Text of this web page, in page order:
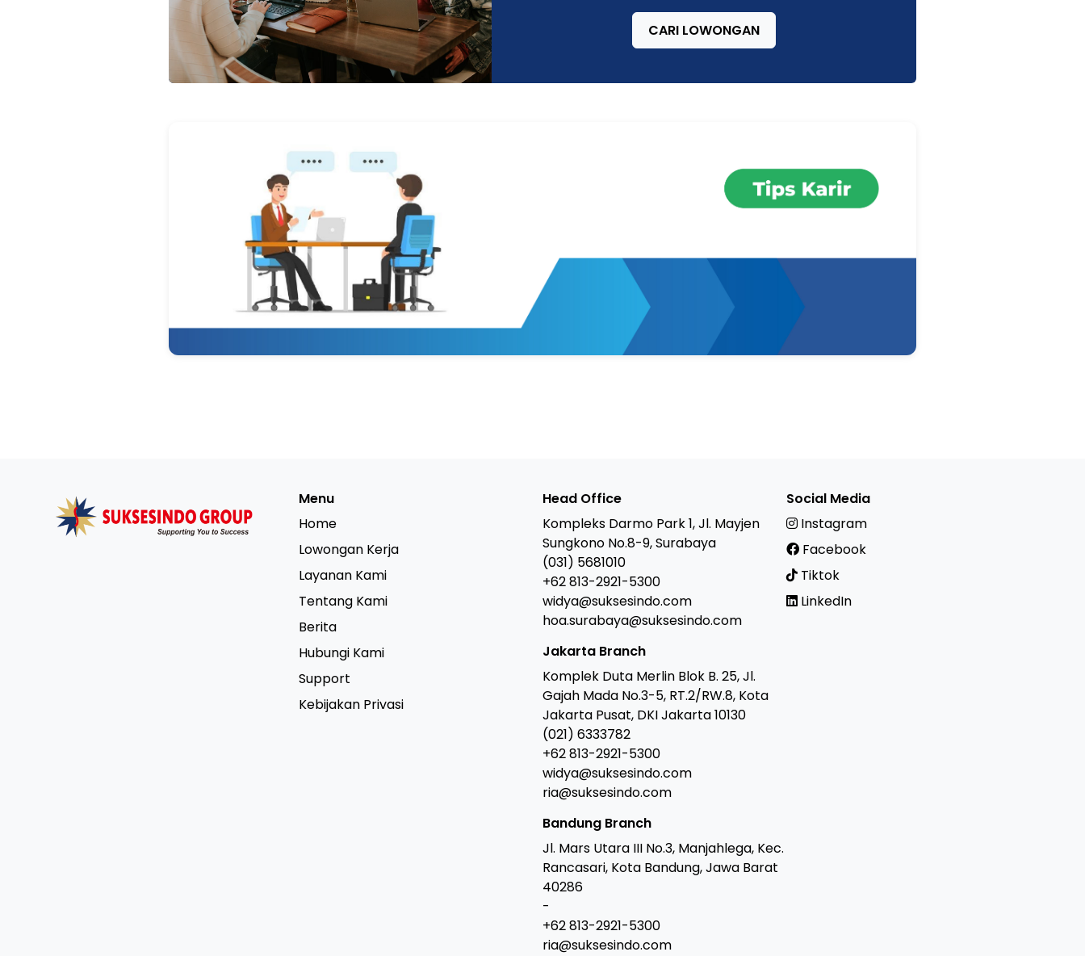
CARI LOWONGAN
Menu
Home
Lowongan Kerja
Layanan Kami
Tentang Kami
Berita
Hubungi Kami
Support
Kebijakan Privasi
Head Office
Kompleks Darmo Park 1, Jl. Mayjen
Sungkono No.8-9, Surabaya
(031) 5681010
+62 813-2921-5300
widya@suksesindo.com
hoa.surabaya@suksesindo.com
Jakarta Branch
Komplek Duta Merlin Blok B. 25, Jl.
Gajah Mada No.3-5, RT.2/RW.8, Kota
Jakarta Pusat, DKI Jakarta 10130
(021) 6333782
+62 813-2921-5300
widya@suksesindo.com
ria@suksesindo.com
Bandung Branch
Jl. Mars Utara III No.3, Manjahlega, Kec.
Rancasari, Kota Bandung, Jawa Barat
40286
-
+62 813-2921-5300
ria@suksesindo.com
Social Media
Instagram
Facebook
Tiktok
LinkedIn